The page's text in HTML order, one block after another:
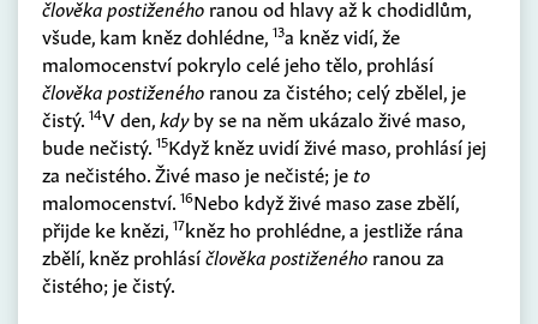
člověka postiženého ranou od hlavy až k chodidlům,
všude, kam kněz dohlédne, 13a kněz vidí, že
malomocenství pokrylo celé jeho tělo, prohlásí
člověka postiženého ranou za čistého; celý zbělel, je
čistý. 14V den,kdyby se na něm ukázalo živé maso,
bude nečistý. 15Když kněz uvidí živé maso, prohlásí jej
za nečistého. Živé maso je nečisté; je to
malomocenství. 16Nebo když živé maso zase zbělí,
přijde ke knězi, 17kněz ho prohlédne, a jestliže rána
zbělí, kněz prohlásíčlověka postiženého ranou za
čistého; je čistý.